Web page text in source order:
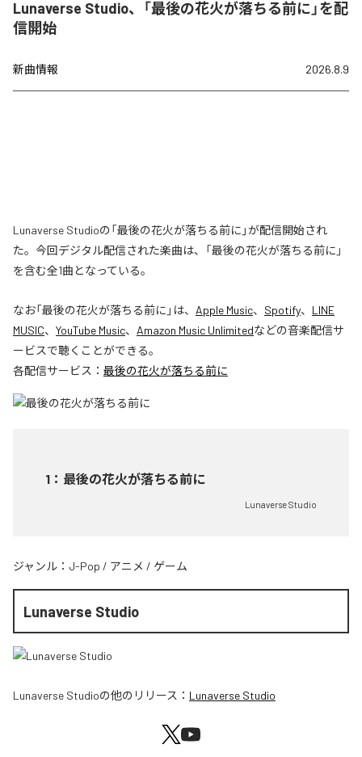
Lunaverse Studio、「最後の花火が落ちる前に」を配
信開始
新曲情報 2026.8.9
Lunaverse Studioの「最後の花火が落ちる前に」が配信開始され
た。今回デジタル配信された楽曲は、「最後の花火が落ちる前に」
を含む全1曲となっている。
なお「最後の花火が落ちる前に 」は、 Apple Music、 Spotify、 LINE
MUSIC、 YouTube Music、 Amazon Music Unlimitedなどの音楽配信サ
ービスで聴くことができる。
各配信サービス： 最後の花火が落ちる前に
1 ： 最後の花火が落ちる前に
Lunaverse Studio
ジャンル： J-Pop / アニメ / ゲーム
Lunaverse Studio
Lunaverse Studioの他のリリース： Lunaverse Studio